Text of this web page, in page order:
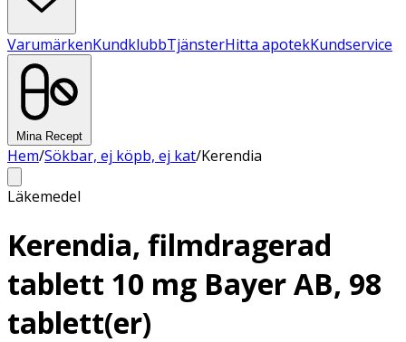
VarumärkenKundklubbTjänsterHitta apotekKundservice
Mina Recept
Hem/Sökbar, ej köpb, ej kat/Kerendia
Läkemedel
Kerendia, filmdragerad
tablett 10 mg Bayer AB, 98
tablett(er)